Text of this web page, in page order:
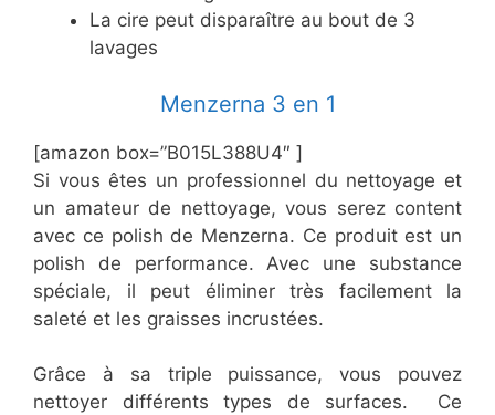
​La cire peut disparaître au bout de 3
lavages
​Menzerna 3 en 1
[amazon box=”​B015L388U4″ ]
Si vous êtes un professionnel du nettoyage et
un amateur de nettoyage, vous serez content
avec ce polish de Menzerna. Ce produit est un
polish de performance. Avec une substance
spéciale, il peut éliminer très facilement la
saleté et les graisses incrustées.
Grâce à sa triple puissance, vous pouvez
nettoyer différents types de surfaces. Ce